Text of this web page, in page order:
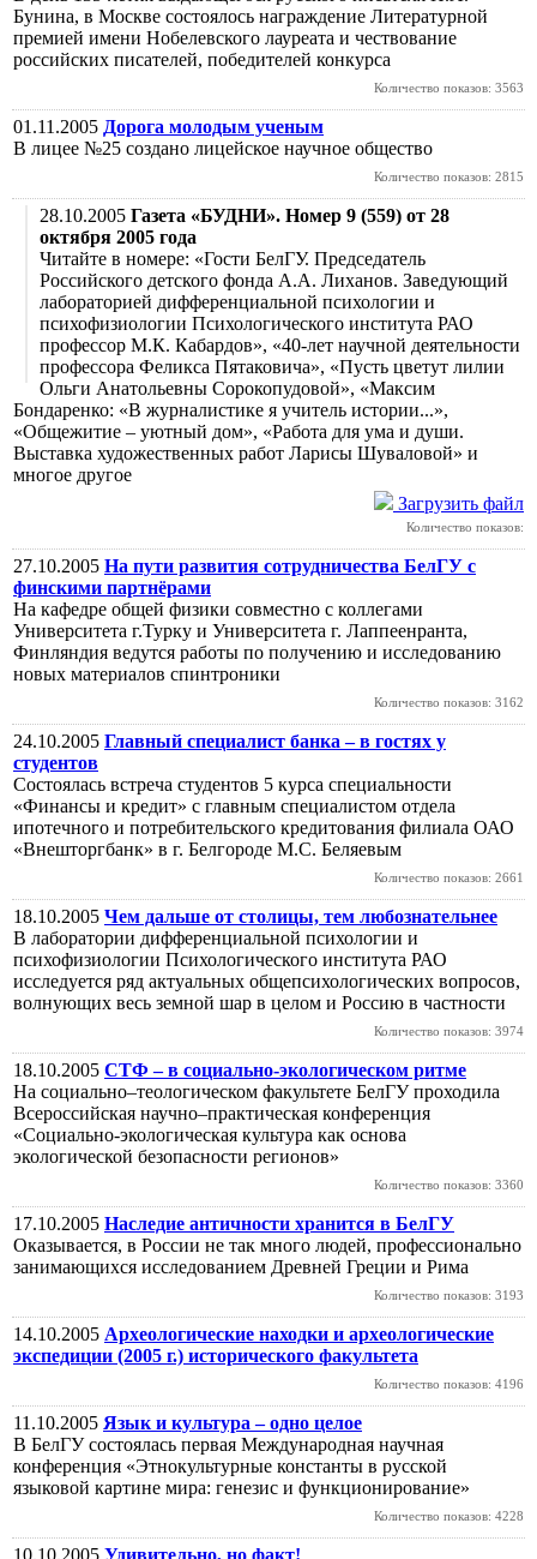
Бунина, в Москве состоялось награждение Литературной
премией имени Нобелевского лауреата и чествование
российских писателей, победителей конкурса
Количество показов: 3563
01.11.2005 Дорога молодым ученым
В лицее №25 создано лицейское научное общество
Количество показов: 2815
28.10.2005 Газета «БУДНИ». Номер 9 (559) от 28
октября 2005 года
Читайте в номере: «Гости БелГУ. Председатель
Российского детского фонда А.А. Лиханов. Заведующий
лабораторией дифференциальной психологии и
психофизиологии Психологического института РАО
профессор М.К. Кабардов», «40-лет научной деятельности
профессора Феликса Пятаковича», «Пусть цветут лилии
Ольги Анатольевны Сорокопудовой», «Максим
Бондаренко: «В журналистике я учитель истории...»,
«Общежитие – уютный дом», «Работа для ума и души.
Выставка художественных работ Ларисы Шуваловой» и
многое другое
Загрузить файл
Количество показов:
27.10.2005 На пути развития сотрудничества БелГУ с
финскими партнёрами
На кафедре общей физики совместно с коллегами
Университета г.Турку и Университета г. Лаппеенранта,
Финляндия ведутся работы по получению и исследованию
новых материалов спинтроники
Количество показов: 3162
24.10.2005 Главный специалист банка – в гостях у
студентов
Состоялась встреча студентов 5 курса специальности
«Финансы и кредит» с главным специалистом отдела
ипотечного и потребительского кредитования филиала ОАО
«Внешторгбанк» в г. Белгороде М.С. Беляевым
Количество показов: 2661
18.10.2005 Чем дальше от столицы, тем любознательнее
В лаборатории дифференциальной психологии и
психофизиологии Психологического института РАО
исследуется ряд актуальных общепсихологических вопросов,
волнующих весь земной шар в целом и Россию в частности
Количество показов: 3974
18.10.2005 СТФ – в социально-экологическом ритме
На социально–теологическом факультете БелГУ проходила
Всероссийская научно–практическая конференция
«Социально-экологическая культура как основа
экологической безопасности регионов»
Количество показов: 3360
17.10.2005 Наследие античности хранится в БелГУ
Оказывается, в России не так много людей, профессионально
занимающихся исследованием Древней Греции и Рима
Количество показов: 3193
14.10.2005 Археологические находки и археологические
экспедиции (2005 г.) исторического факультета
Количество показов: 4196
11.10.2005 Язык и культура – одно целое
В БелГУ состоялась первая Международная научная
конференция «Этнокультурные константы в русской
языковой картине мира: генезис и функционирование»
Количество показов: 4228
10.10.2005 Удивительно, но факт!